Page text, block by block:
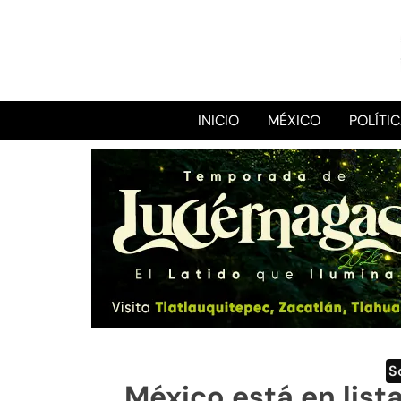
INICIO MÉXICO